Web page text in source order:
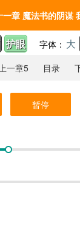
一章 魔法书的阴谋
护眼 字体： 大
一章5 目录
暂停